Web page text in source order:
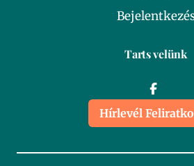
Tarts velünk
Hírlevél